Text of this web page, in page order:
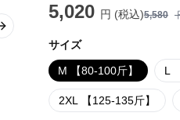
Next slide
5,020 円 (税込)5,580
サイズ
M 【80-100斤】 L
2XL 【125-135斤】